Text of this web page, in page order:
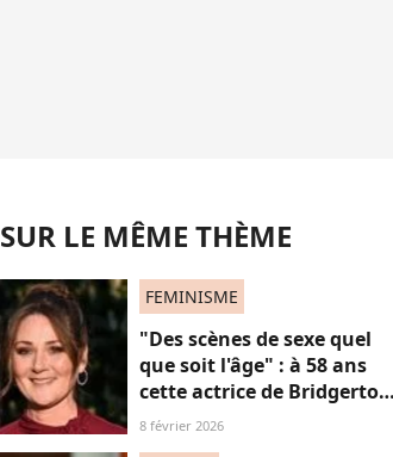
SUR LE MÊME THÈME
FEMINISME
"Des scènes de sexe quel
que soit l'âge" : à 58 ans
cette actrice de Bridgerton
veut briser les tabous à
8 février 2026